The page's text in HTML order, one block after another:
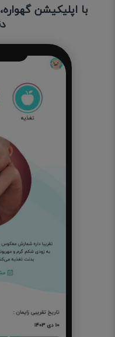
با اپلیکیشن